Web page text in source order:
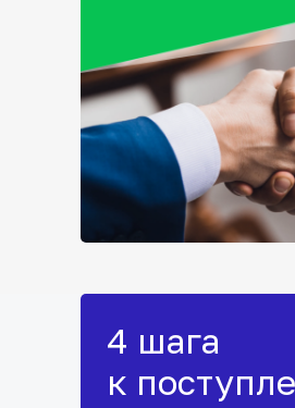
4 шага
к